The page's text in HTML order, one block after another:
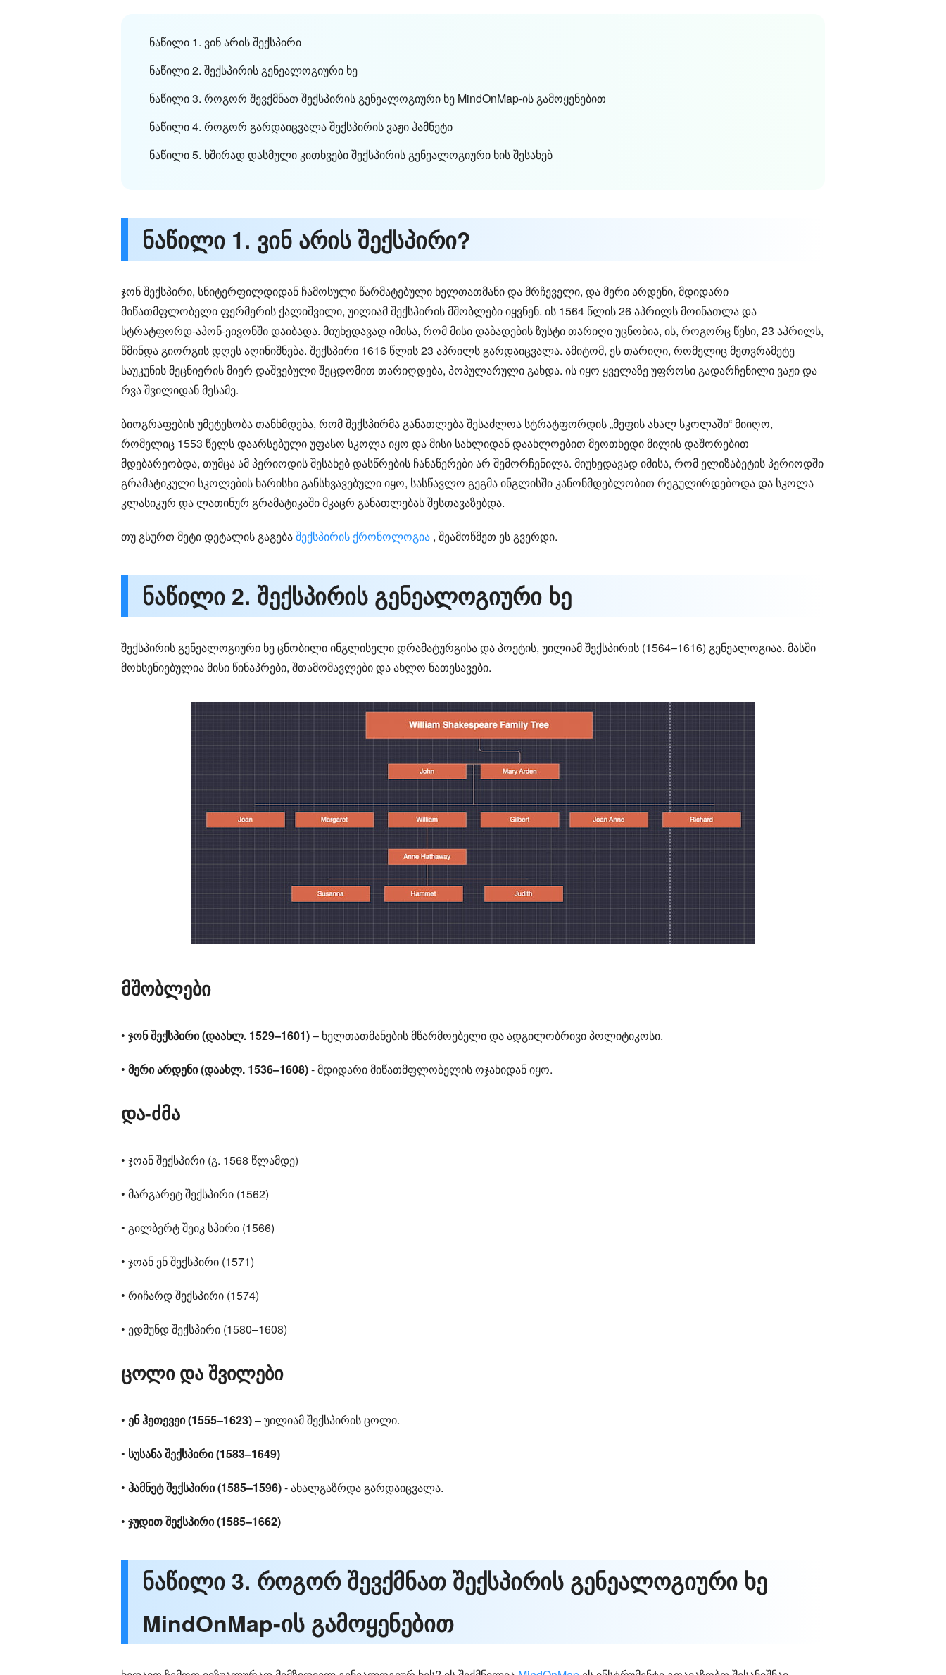
ნაწილი 1. ვინ არის შექსპირი
ნაწილი 2. შექსპირის გენეალოგიური ხე
ნაწილი 3. როგორ შევქმნათ შექსპირის გენეალოგიური ხე MindOnMap-ის გამოყენებით
ნაწილი 4. როგორ გარდაიცვალა შექსპირის ვაჟი ჰამნეტი
ნაწილი 5. ხშირად დასმული კითხვები შექსპირის გენეალოგიური ხის შესახებ
ნაწილი 1. ვინ არის შექსპირი?
ჯონ შექსპირი, სნიტერფილდიდან ჩამოსული წარმატებული ხელთათმანი და მრჩეველი, და მერი არდენი, მდიდარი
მიწათმფლობელი ფერმერის ქალიშვილი, უილიამ შექსპირის მშობლები იყვნენ. ის 1564 წლის 26 აპრილს მოინათლა და
სტრატფორდ-აპონ-ეივონში დაიბადა. მიუხედავად იმისა, რომ მისი დაბადების ზუსტი თარიღი უცნობია, ის, როგორც წესი, 23 აპრილს,
წმინდა გიორგის დღეს აღინიშნება. შექსპირი 1616 წლის 23 აპრილს გარდაიცვალა. ამიტომ, ეს თარიღი, რომელიც მეთვრამეტე
საუკუნის მეცნიერის მიერ დაშვებული შეცდომით თარიღდება, პოპულარული გახდა. ის იყო ყველაზე უფროსი გადარჩენილი ვაჟი და
რვა შვილიდან მესამე.
ბიოგრაფების უმეტესობა თანხმდება, რომ შექსპირმა განათლება შესაძლოა სტრატფორდის „მეფის ახალ სკოლაში“ მიიღო,
რომელიც 1553 წელს დაარსებული უფასო სკოლა იყო და მისი სახლიდან დაახლოებით მეოთხედი მილის დაშორებით
მდებარეობდა, თუმცა ამ პერიოდის შესახებ დასწრების ჩანაწერები არ შემორჩენილა. მიუხედავად იმისა, რომ ელიზაბეტის პერიოდში
გრამატიკული სკოლების ხარისხი განსხვავებული იყო, სასწავლო გეგმა ინგლისში კანონმდებლობით რეგულირდებოდა და სკოლა
კლასიკურ და ლათინურ გრამატიკაში მკაცრ განათლებას შესთავაზებდა.
თუ გსურთ მეტი დეტალის გაგებაშექსპირის ქრონოლოგია , შეამოწმეთ ეს გვერდი.
ნაწილი 2. შექსპირის გენეალოგიური ხე
შექსპირის გენეალოგიური ხე ცნობილი ინგლისელი დრამატურგისა და პოეტის, უილიამ შექსპირის (1564–1616) გენეალოგიაა. მასში
მოხსენიებულია მისი წინაპრები, შთამომავლები და ახლო ნათესავები.
მშობლები
• ჯონ შექსპირი (დაახლ. 1529–1601)– ხელთათმანების მწარმოებელი და ადგილობრივი პოლიტიკოსი.
• მერი არდენი (დაახლ. 1536–1608)- მდიდარი მიწათმფლობელის ოჯახიდან იყო.
და-ძმა
• ჯოან შექსპირი (გ. 1568 წლამდე)
• მარგარეტ შექსპირი (1562)
• გილბერტ შეიკ სპირი (1566)
• ჯოან ენ შექსპირი (1571)
• რიჩარდ შექსპირი (1574)
• ედმუნდ შექსპირი (1580–1608)
ცოლი და შვილები
• ენ ჰეთევეი (1555–1623)– უილიამ შექსპირის ცოლი.
• სუსანა შექსპირი (1583–1649)
• ჰამნეტ შექსპირი (1585–1596)- ახალგაზრდა გარდაიცვალა.
• ჯუდით შექსპირი (1585–1662)
ნაწილი 3. როგორ შევქმნათ შექსპირის გენეალოგიური ხე
MindOnMap-ის გამოყენებით